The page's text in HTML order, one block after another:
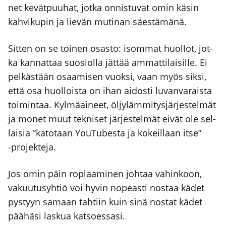
net kevät­puu­hat, jot­ka onnis­tu­vat omin käsin
kah­vi­ku­pin ja lie­vän muti­nan säes­tä­mä­nä.
Sit­ten on se toi­nen osas­to: isom­mat huol­lot, jot­
ka kan­nat­taa suo­siol­la jät­tää ammat­ti­lai­sil­le. Ei
pel­käs­tään osaa­mi­sen vuok­si, vaan myös sik­si,
että osa huol­lois­ta on ihan aidos­ti luvan­va­rais­ta
toi­min­taa. Kyl­mä­ai­neet, öljy­läm­mi­tys­jär­jes­tel­mät
ja monet muut tek­ni­set jär­jes­tel­mät eivät ole sel­
lai­sia ”kato­taan You­Tu­bes­ta ja kokeil­laan itse”
‑pro­jek­te­ja.
Jos omin päin roplaa­mi­nen joh­taa vahin­koon,
vakuu­tus­yh­tiö voi hyvin nopeas­ti nos­taa kädet
pys­tyyn samaan tah­tiin kuin sinä nos­tat kädet
pää­hä­si las­kua kat­soes­sa­si.